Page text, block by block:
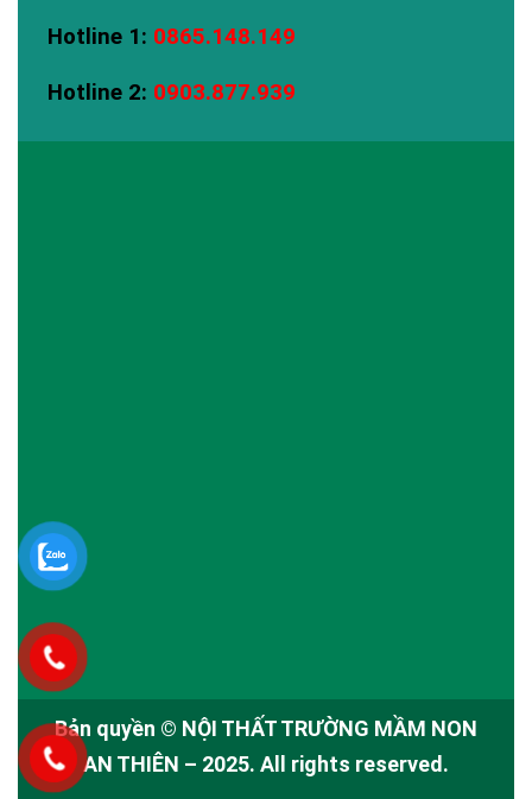
Hotline 1: 0865.148.149
Hotline 2: 0903.877.939
Bản quyền © NỘI THẤT TRƯỜNG MẦM NON
AN THIÊN – 2025. All rights reserved.